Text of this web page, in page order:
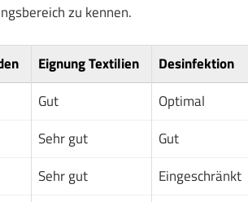
zu kennen.
Eignung Textilien
Desinfektion
Gut
Optimal
Sehr gut
Gut
Sehr gut
Eingeschränkt